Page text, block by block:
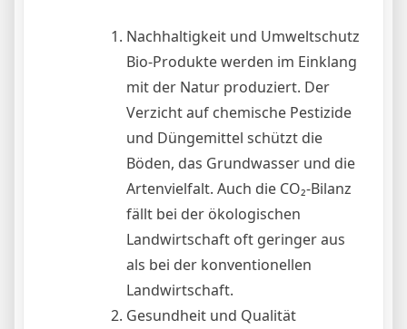
Nachhaltigkeit und Umweltschutz
Bio-Produkte werden im Einklang
mit der Natur produziert. Der
Verzicht auf chemische Pestizide
und Düngemittel schützt die
Böden, das Grundwasser und die
Artenvielfalt. Auch die CO₂-Bilanz
fällt bei der ökologischen
Landwirtschaft oft geringer aus
als bei der konventionellen
Landwirtschaft.
Gesundheit und Qualität